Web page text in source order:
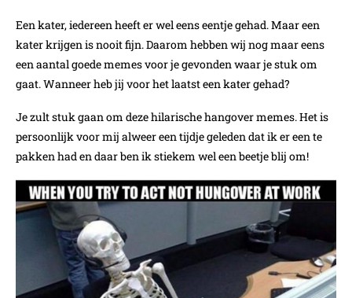
Een kater, iedereen heeft er wel eens eentje gehad. Maar een
kater krijgen is nooit fijn. Daarom hebben wij nog maar eens
een aantal goede memes voor je gevonden waar je stuk om
gaat. Wanneer heb jij voor het laatst een kater gehad?
Je zult stuk gaan om deze hilarische hangover memes. Het is
persoonlijk voor mij alweer een tijdje geleden dat ik er een te
pakken had en daar ben ik stiekem wel een beetje blij om!